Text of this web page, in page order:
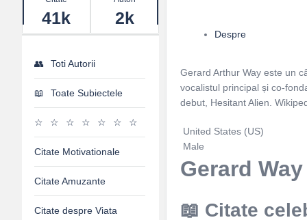
Despre
Gerard Arthur Way este un
vocalistul principal și co-
debut, Hesitant Alien.
United States (US)
Male
Gerard
Citate
41k 2k
Toti Autorii
Toate Subiectele
Citate Motivationale
Citate Amuzante
Citate despre Viata